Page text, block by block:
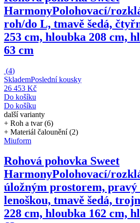
HarmonyPolohovací/
roh/do L, tmavě šedá,
253 cm, hloubka 208 cm,
63 cm
(4)
SklademPoslední kousky
26 453 Kč
Do košíku
Do košíku
další varianty
+ Roh a tvar (6)
+ Materiál čalounění (2)
Miuform
Rohová pohovka Sweet
HarmonyPolohovací/
úložným prostorem, pravý
lenoškou, tmavě šedá,
228 cm, hloubka 162 cm,